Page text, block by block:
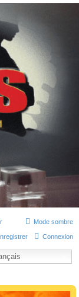
victimes d'adultère.
une situation
Mode sombre
Connexion